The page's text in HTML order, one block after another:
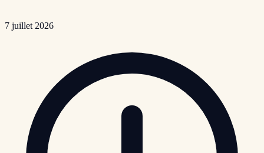
7 juillet 2026